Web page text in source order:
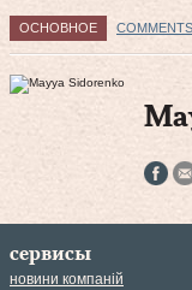
ОСНОВНОЕ COMMENTS
сервисы
новини компаній